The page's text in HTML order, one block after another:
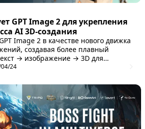
GPT Image 2 для укрепления
AI 3D-создания
Image 2 в качестве нового движка
создавая более плавный
→ изображение → 3D для
пригодные 3D-ассеты.
04/24